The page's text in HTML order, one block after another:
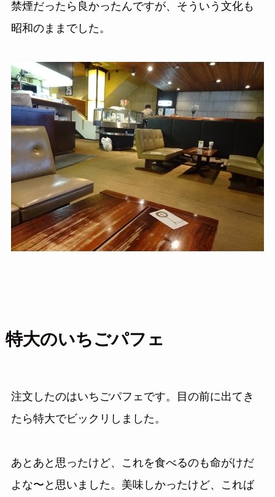
禁煙だったら良かったんですが、そういう文化も
昭和のままでした。
特大のいちごパフェ
注文したのはいちごパフェです。目の前に出てき
たら特大でビックリしました。
あとあと思ったけど、これを食べるのも命がけだ
よな〜と思いました。美味しかったけど、これば